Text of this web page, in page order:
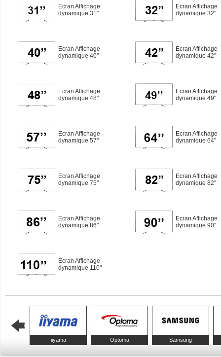
Ecran Affichage
dynamique 31"
Ecran Affichage
dynamique 40"
Ecran Affichage
dynamique 48"
Ecran Affichage
dynamique 57"
Ecran Affichage
dynamique 75"
Ecran Affichage
dynamique 86"
Ecran Affichage
dynamique 110"
Ecran Affichage
dynamique 32"
Ecran Affichage
dynamique 42"
Ecran Affichage
dynamique 49"
Ecran Affichage
dynamique 64"
Ecran Affichage
dynamique 82"
Ecran Affichage
dynamique 90"
iiyama Optoma Samsung